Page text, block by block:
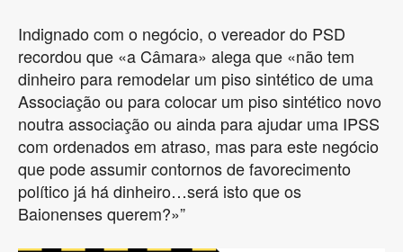
Indignado com o negócio, o vereador do PSD
recordou que «a Câmara» alega que «não tem
dinheiro para remodelar um piso sintético de uma
Associação ou para colocar um piso sintético novo
noutra associação ou ainda para ajudar uma IPSS
com ordenados em atraso, mas para este negócio
que pode assumir contornos de favorecimento
político já há dinheiro…será isto que os
Baionenses querem?»”